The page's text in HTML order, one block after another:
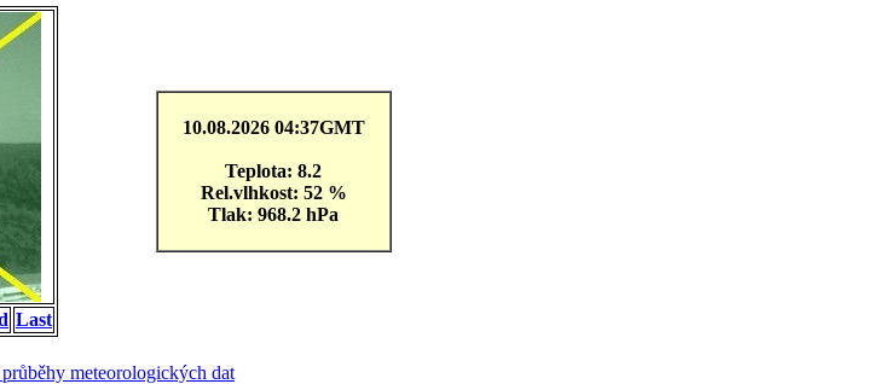
Last
10.08.2026 04:37GMT
Teplota: 8.2
Rel.vlhkost: 52 %
Tlak: 968.2 hPa
meteorologických dat